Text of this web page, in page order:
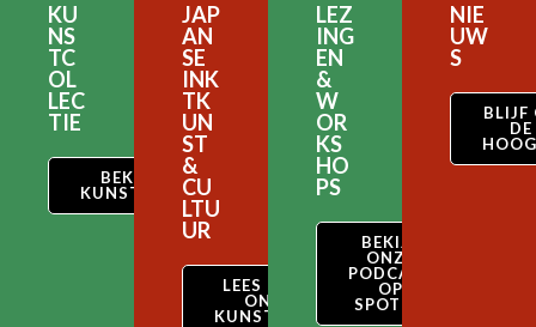
KU
NS
TC
OL
LEC
TIE
BEKIJK ONZE
KUNSTCOLLECTIE
JAP
AN
SE
INK
TK
UN
ST
&
CU
LTU
UR
LEES OVER
ONZE
KUNSTSTIJL
LEZ
ING
EN
&
W
OR
KS
HO
PS
BEKIJK
ONZE
PODCAST
OP
SPOTIFY
NIE
UW
S
BLIJF
DE